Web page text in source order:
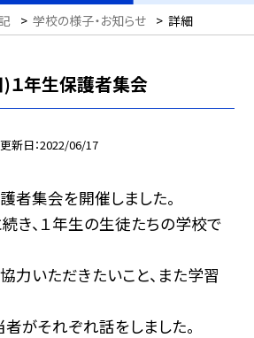
> 学校の様子・お知らせ > 詳細
年生保護者集会
更新日 2022/06/17
者集会を開催しました。
き、１年生の生徒たちの学校で
力いただきたいこと、また学習
がそれぞれ話をしました。